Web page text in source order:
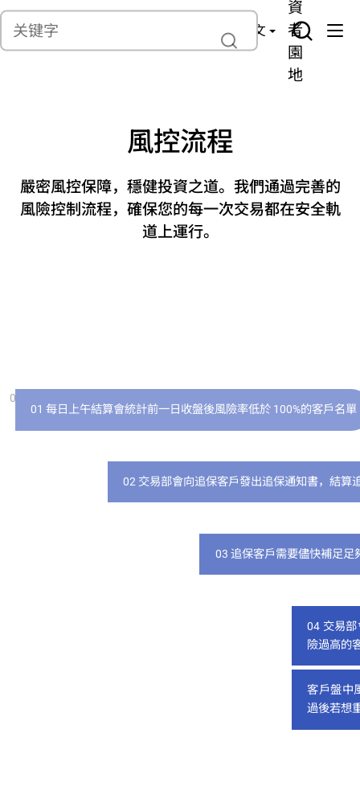
聯繫我們 中文
貨
產
理
險
資
者
園
地
風控流程
嚴密風控保障，穩健投資之道。我們通過完善的
風險控制流程，確保您的每一次交易都在安全軌
道上運行。
01
01 每日上午結算會統計前一日收盤後風險率低於 100%的客戶名單
02 交易部會向追保客戶發出追保通知書，結算
03 追保客戶需要儘快補足足
04 交易
險過高的
客戶盤中
過後若想